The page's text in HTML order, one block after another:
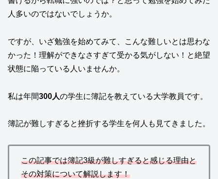
人多いのではないでしょうか。
ですが、いざ勉強を始めてみて、こんな難しいとは思わな
かった！理解ができなさすぎて受かる気がしない！と絶望
状態に陥っている人いませんか。
私は年間300人の学生に簿記を教えている大学教員です。
簿記が難しすぎると挫折する学生を何人も見てきました。
この記事では簿記3級が難しすぎると感じる理由と
その対策について解説します！